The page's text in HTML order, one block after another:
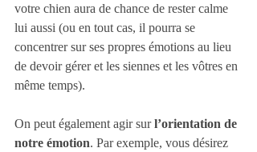
votre chien aura de chance de rester calme
lui aussi (ou en tout cas, il pourra se
concentrer sur ses propres émotions au lieu
de devoir gérer et les siennes et les vôtres en
même temps).
On peut également agir sur l’orientation de
notre émotion. Par exemple, vous désirez